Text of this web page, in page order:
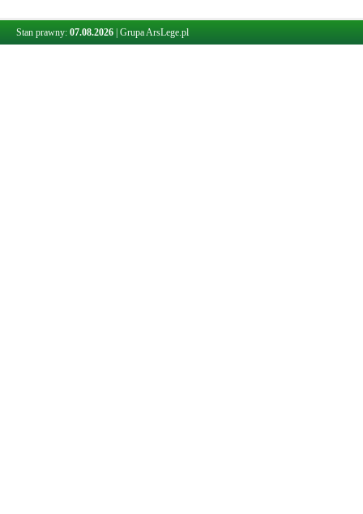
Stan prawny: 07.08.2026 Grupa ArsLege.pl